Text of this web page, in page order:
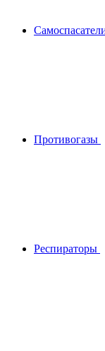
Противогазы
Респираторы